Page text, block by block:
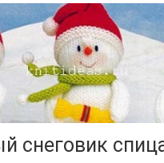
снеговик